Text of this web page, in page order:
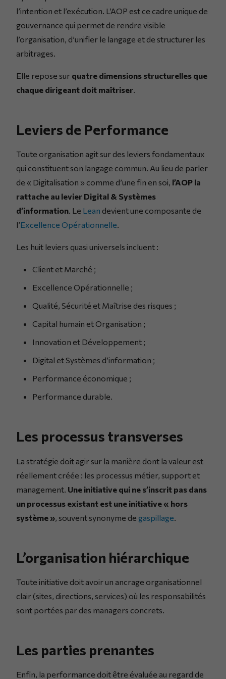
l’intention et l’exécution. L’AOP est ce cadre unique de
gouvernance qui permet de rendre visible
l’organisation, d’unifier le langage et de structurer les
arbitrages.
Elle repose sur quatre dimensions structurelles que
chaque dirigeant doit maîtriser.
Leviers de Performance
Toute organisation agit sur des leviers fondamentaux
qui constituent son langage commun. Au lieu de parler
de « Digitalisation » comme d’une fin en soi, l’AOP la
rattache au levier Digital & Systèmes
d’information. Le Lean devient une composante de
l’Excellence Opérationnelle.
Les huit leviers quasi universels incluent :
Client et Marché ;
Excellence Opérationnelle ;
Qualité, Sécurité et Maîtrise des risques ;
Capital humain et Organisation ;
Innovation et Développement ;
Digital et Systèmes d’information ;
Performance économique ;
Performance durable.
Les processus transverses
La stratégie doit agir sur la manière dont la valeur est
réellement créée : les processus métier, support et
management. Une initiative qui ne s’inscrit pas dans
un processus existant est une initiative « hors
système », souvent synonyme de gaspillage
L’organisation hiérarchique
Toute initiative doit avoir un ancrage organisationnel
clair (sites, directions, services) où les responsabilités
sont portées par des managers concrets.
Les parties prenantes
Enfin, la performance doit être évaluée au regard de